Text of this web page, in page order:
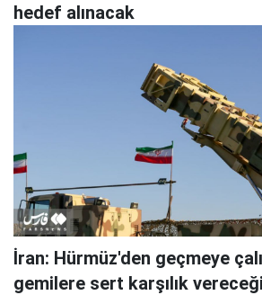
hedef alınacak
İran: Hürmüz'den geçmeye
gemilere sert karşılık